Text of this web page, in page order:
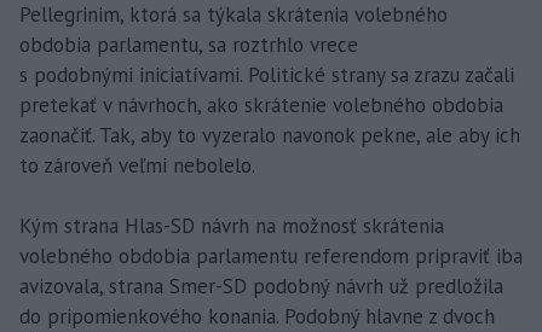
Pellegrinim, ktorá sa týkala skrátenia volebného
obdobia parlamentu, sa roztrhlo vrece
s podobnými iniciatívami. Politické strany sa zrazu začali
pretekať v návrhoch, ako skrátenie volebného obdobia
zaonačiť. Tak, aby to vyzeralo navonok pekne, ale aby ich
to zároveň veľmi nebolelo.
Kým strana Hlas-SD návrh na možnosť skrátenia
volebného obdobia parlamentu referendom pripraviť iba
avizovala, strana Smer-SD podobný návrh už predložila
do pripomienkového konania. Podobný hlavne z dvoch